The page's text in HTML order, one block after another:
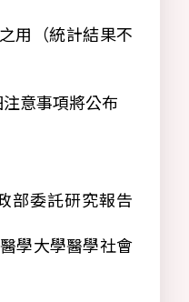
用（統計結果不
意事項將公布
部委託研究報告
學大學醫學社會